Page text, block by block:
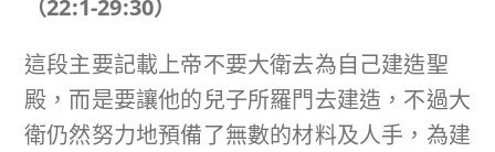
（22:1-29:30）
這段主要記載上帝不要大衛去為自己建造聖
殿，而是要讓他的兒子所羅門去建造，不過大
衛仍然努力地預備了無數的材料及人手，為建